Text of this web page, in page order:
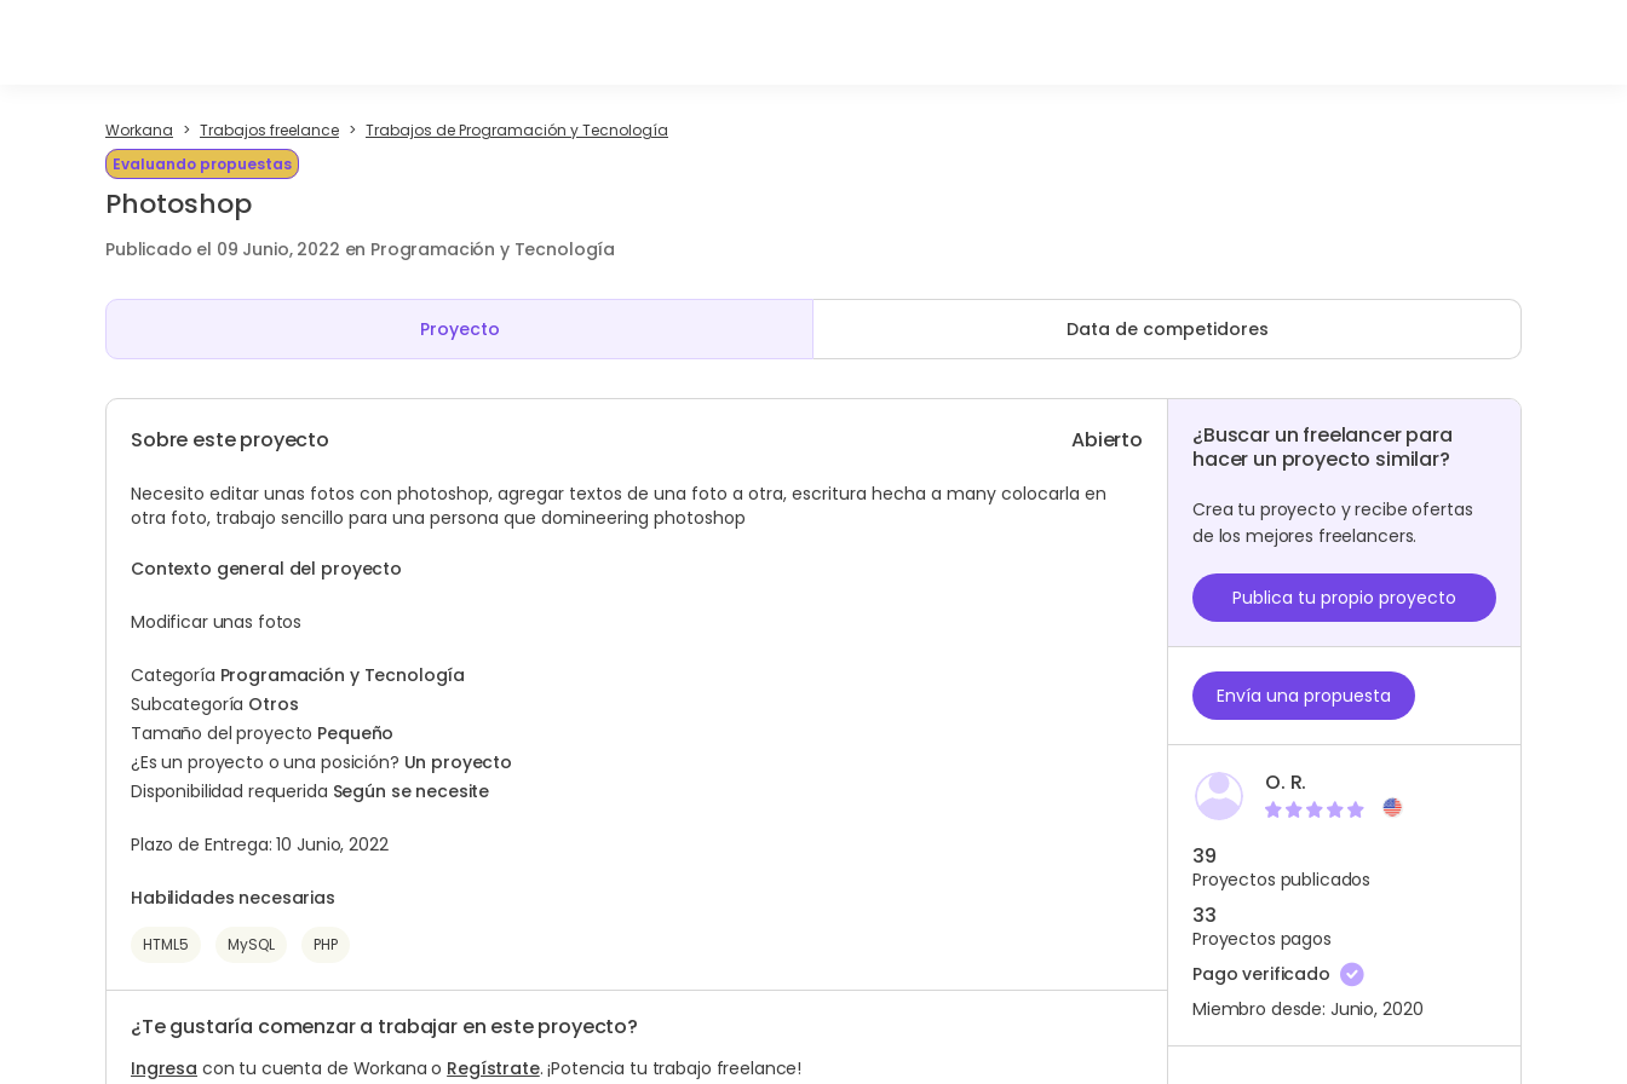
Workana Trabajos freelance
Trabajos de Programación y Tecnología
Evaluando propuestas
Photoshop
Publicado el 09 Junio, 2022 en Programación y Tecnología
Proyecto Data de competidores
Sobre este proyecto Abierto
Necesito editar unas fotos con photoshop, agregar textos de una foto a otra, escritura hecha a many colocarla en
otra foto, trabajo sencillo para una persona que domineering photoshop
Contexto general del proyecto
Modificar unas fotos
Categoría Programación y Tecnología
Subcategoría Otros
Tamaño del proyecto Pequeño
¿Es un proyecto o una posición? Un proyecto
Disponibilidad requerida Según se necesite
Plazo de Entrega: 10 Junio, 2022
Habilidades necesarias
HTML5 MySQL PHP
¿Te gustaría comenzar a trabajar en este proyecto?
Ingresa con tu cuenta de Workana o Regístrate. ¡Potencia tu trabajo freelance!
¿Buscar un freelancer para
hacer un proyecto similar?
Crea tu proyecto y recibe ofertas
de los mejores freelancers.
Publica tu propio proyecto
Envía una propuesta
O. R.
39
Proyectos publicados
33
Proyectos pagos
Pago verificado
Miembro desde: Junio, 2020